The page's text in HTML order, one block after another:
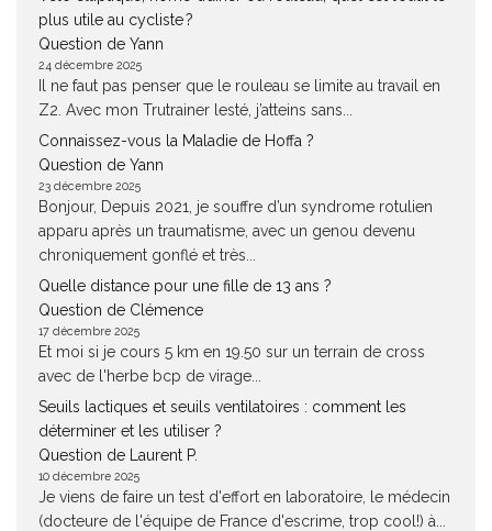
plus utile au cycliste ?
Question de Yann
24 décembre 2025
Il ne faut pas penser que le rouleau se limite au travail en
Z2. Avec mon Trutrainer lesté, j’atteins sans...
Connaissez-vous la Maladie de Hoffa ?
Question de Yann
23 décembre 2025
Bonjour, Depuis 2021, je souffre d’un syndrome rotulien
apparu après un traumatisme, avec un genou devenu
chroniquement gonflé et très...
Quelle distance pour une fille de 13 ans ?
Question de Clémence
17 décembre 2025
Et moi si je cours 5 km en 19.50 sur un terrain de cross
avec de l'herbe bcp de virage...
Seuils lactiques et seuils ventilatoires : comment les
déterminer et les utiliser ?
Question de Laurent P.
10 décembre 2025
Je viens de faire un test d'effort en laboratoire, le médecin
(docteure de l'équipe de France d'escrime, trop cool!) à...